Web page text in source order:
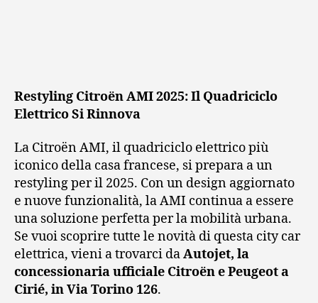
Restyling Citroën AMI 2025: Il Quadriciclo
Elettrico Si Rinnova
La Citroën AMI, il quadriciclo elettrico più
iconico della casa francese, si prepara a un
restyling per il 2025. Con un design aggiornato
e nuove funzionalità, la AMI continua a essere
una soluzione perfetta per la mobilità urbana.
Se vuoi scoprire tutte le novità di questa city car
elettrica, vieni a trovarci daAutojet, la
concessionaria ufficiale Citroën e Peugeot a
Cirié, in Via Torino 126.